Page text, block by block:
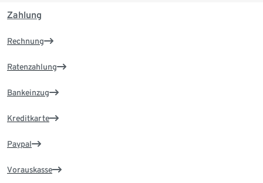
Zahlung
Rechnung
Ratenzahlung
Bankeinzug
Kreditkarte
Paypal
Vorauskasse